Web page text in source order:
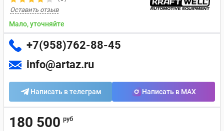
Оставить отзыв
Мало, уточняйте
+7(958)762-88-45
info@artaz.ru
Написать в телеграм Написать в MAX
180 500 руб